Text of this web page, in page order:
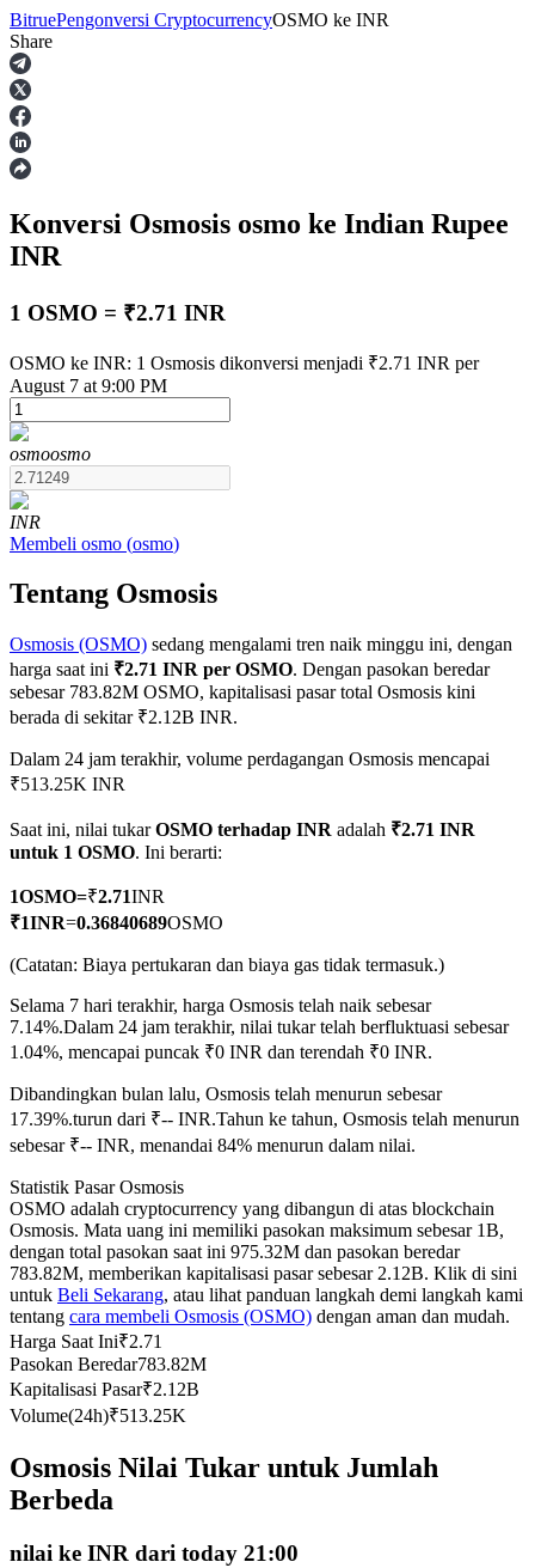
Berjangka
USDT Berjangka
Kontrak berjangka menggunakan USDT sebagai jaminannya
COIN-M Berjangka
Mata Uang Kripto Berjangka
TradFi
USDC Berjangka
Kontrak berjangka menggunakan USDC sebagai jaminannya
Copy Trading
Bergabunglah dengan pedagang top
BitruePengonversi CryptocurrencyOSMO ke INR
Share
Konversi Osmosis osmo ke Indian Rupee
INR
1 OSMO = ₹2.71 INR
OSMO ke INR: 1 Osmosis dikonversi menjadi ₹2.71 INR per
August 7 at 9:00 PM
osmoosmo
INR
Membeli osmo (osmo)
Tentang Osmosis
Osmosis (OSMO) sedang mengalami tren naik minggu ini, dengan
harga saat ini ₹2.71 INR per OSMO. Dengan pasokan beredar
sebesar 783.82M OSMO, kapitalisasi pasar total Osmosis kini
berada di sekitar ₹2.12B INR.
Dalam 24 jam terakhir, volume perdagangan Osmosis mencapai
₹513.25K INR
Saat ini, nilai tukarOSMO terhadap INR adalah ₹2.71 INR
untuk 1 OSMO. Ini berarti:
1OSMO=₹2.71INR
₹1INR=0.36840689OSMO
(Catatan: Biaya pertukaran dan biaya gas tidak termasuk.)
Selama 7 hari terakhir, harga Osmosis telah naik sebesar
7.14%.Dalam 24 jam terakhir, nilai tukar telah berfluktuasi sebesar
1.04%, mencapai puncak ₹0 INR dan terendah ₹0 INR.
Dibandingkan bulan lalu, Osmosis telah menurun sebesar
17.39%.turun dari ₹-- INR.Tahun ke tahun, Osmosis telah menurun
sebesar ₹-- INR, menandai 84% menurun dalam nilai.
Statistik Pasar Osmosis
OSMO adalah cryptocurrency yang dibangun di atas blockchain
Osmosis. Mata uang ini memiliki pasokan maksimum sebesar 1B,
dengan total pasokan saat ini 975.32M dan pasokan beredar
783.82M, memberikan kapitalisasi pasar sebesar 2.12B. Klik di sini
untuk Beli Sekarang, atau lihat panduan langkah demi langkah kami
tentang cara membeli Osmosis (OSMO) dengan aman dan mudah.
Harga Saat Ini₹2.71
Pasokan Beredar783.82M
Kapitalisasi Pasar₹2.12B
Volume(24h)₹513.25K
Osmosis Nilai Tukar untuk Jumlah
Berbeda
nilai ke INR dari today 21:00